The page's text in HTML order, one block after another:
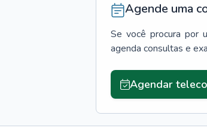
Agende uma
Se você procura por
agenda consultas e
Agendar